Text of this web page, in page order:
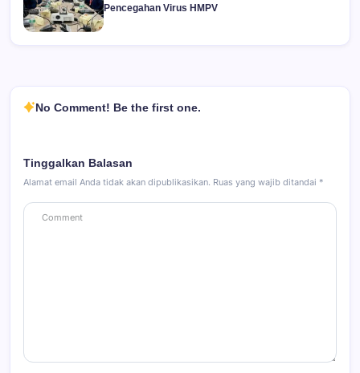
Pencegahan Virus HMPV
No Comment! Be the first one.
Tinggalkan Balasan
Alamat email Anda tidak akan dipublikasikan. Ruas yang wajib ditandai *